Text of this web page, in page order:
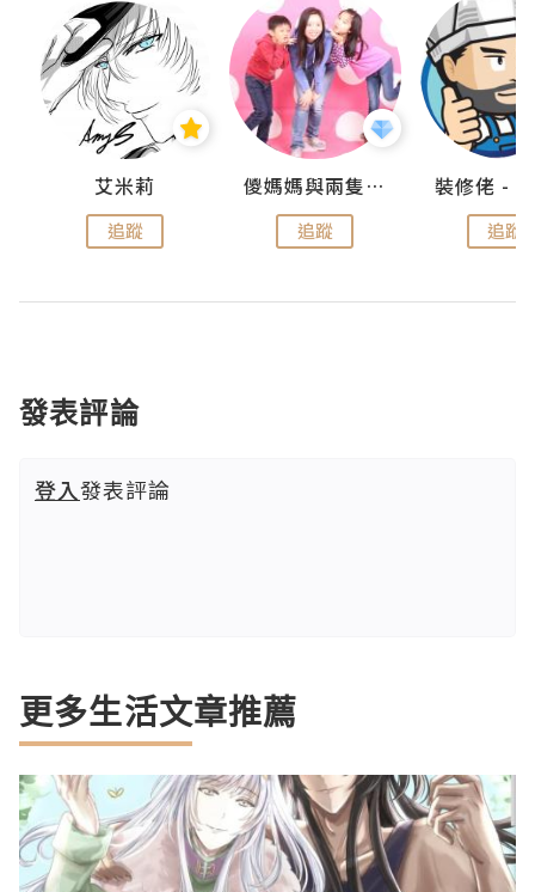
艾米莉
追蹤
儍媽媽與兩隻小魔怪之家
追蹤 追蹤
發表評論
登入發表評論
更多生活文章推薦